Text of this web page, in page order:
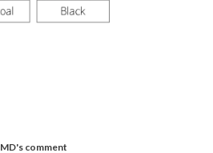
MD's comment